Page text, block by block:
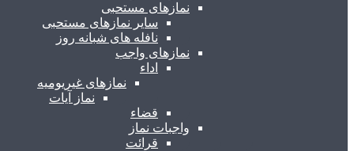
نمازهای مستحبی
سایر نمازهای مستحبی
نافله های شبانه روز
نمازهای واجب
اداء
نمازهای غیریومیه
نماز آیات
قضاء
واجبات نماز
قرائت